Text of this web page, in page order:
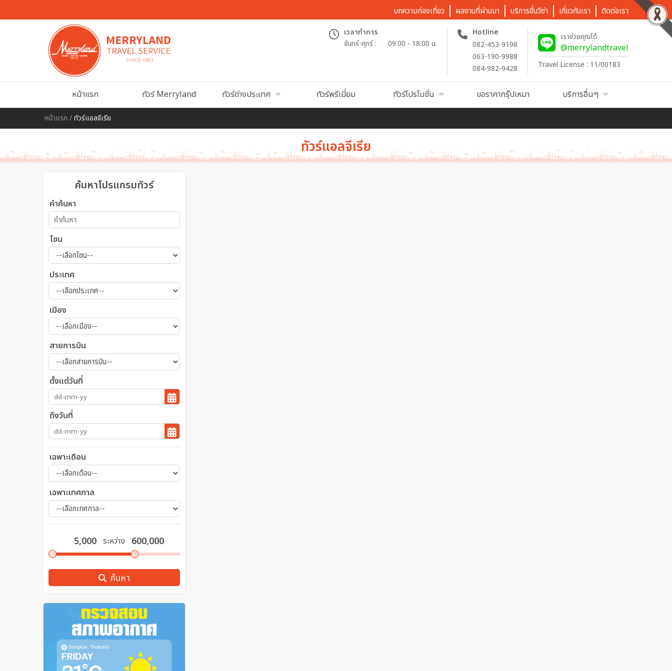
บทความท่องเที่ยว ผลงานที่ผ่านมา บริการยื่นวีซ่า เกี่ยวกับเรา ติดต่อเรา
เวลาทำการ
จันทร์-ศุกร์ :
09.00 - 18.00 น.
Hotline
082-453-9198
063-190-9988
084-982-9428
เราช่วยคุณได้
@merrylandtravel
Travel License : 11/00183
หน้าแรก ทัวร์ Merryland ทัวร์ต่างประเทศ ทัวร์พรีเมี่ยม ทัวร์โปรโมชั่น ขอราคากรุ๊ปเหมา บริการอื่นๆ
หน้าแรก /ทัวร์แอลจีเรีย
ทัวร์แอลจีเรีย
ค้นหาโปรแกรมทัวร์
คำค้นหา
โซน
ประเทศ
เมือง
สายการบิน
ตั้งแต่วันที่
ถึงวันที่
เฉพาะเดือน
เฉพาะเทศกาล
ระหว่าง
ค้นหา